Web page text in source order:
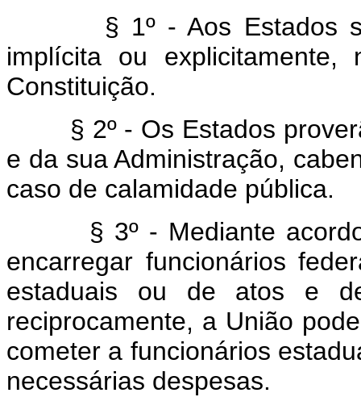
§ 1º - Aos Estados
implícita ou
Constituição.
§ 2º - Os Estados
e da sua Administração,
caso de calamidade pública.
§ 3º - Mediante
encarregar funcionários
estaduais ou de atos e
reciprocamente, a União
cometer a funcionários
necessárias despesas.